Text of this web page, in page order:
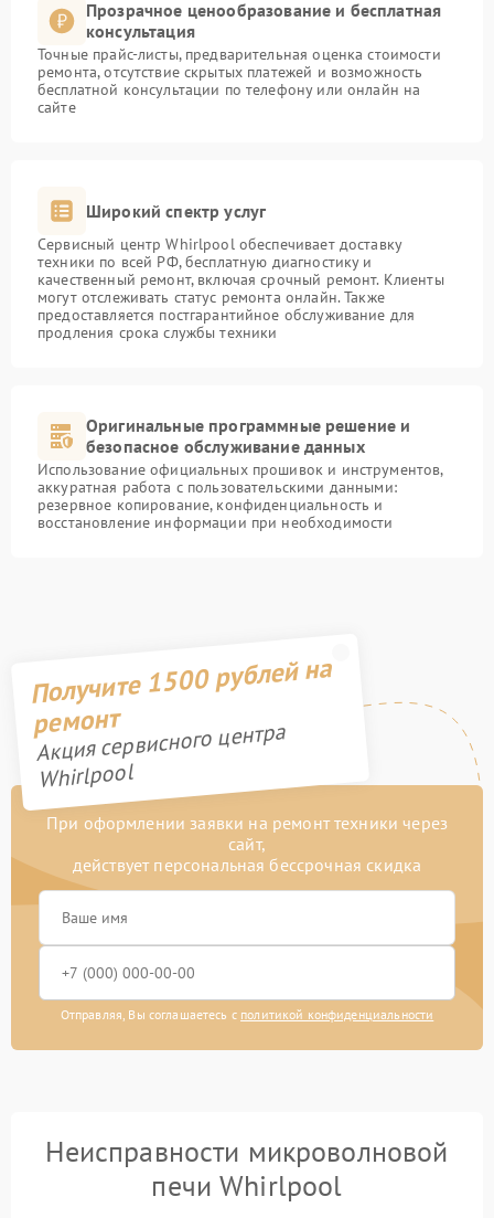
Прозрачное ценообразование и бесплатная
консультация
Точные прайс-листы, предварительная оценка стоимости
ремонта, отсутствие скрытых платежей и возможность
бесплатной консультации по телефону или онлайн на
сайте
Широкий спектр услуг
Сервисный центр Whirlpool обеспечивает доставку
техники по всей РФ, бесплатную диагностику и
качественный ремонт, включая срочный ремонт. Клиенты
могут отслеживать статус ремонта онлайн. Также
предоставляется постгарантийное обслуживание для
продления срока службы техники
Оригинальные программные решение и
безопасное обслуживание данных
Использование официальных прошивок и инструментов,
аккуратная работа с пользовательскими данными:
резервное копирование, конфиденциальность и
восстановление информации при необходимости
Получите 1500 рублей на
ремонт
Акция сервисного центра
Whirlpool
При оформлении заявки на ремонт техники через
сайт,
действует персональная бессрочная скидка
Отправляя, Вы соглашаетесь с политикой конфиденциальности
Неисправности микроволновой
печи Whirlpool